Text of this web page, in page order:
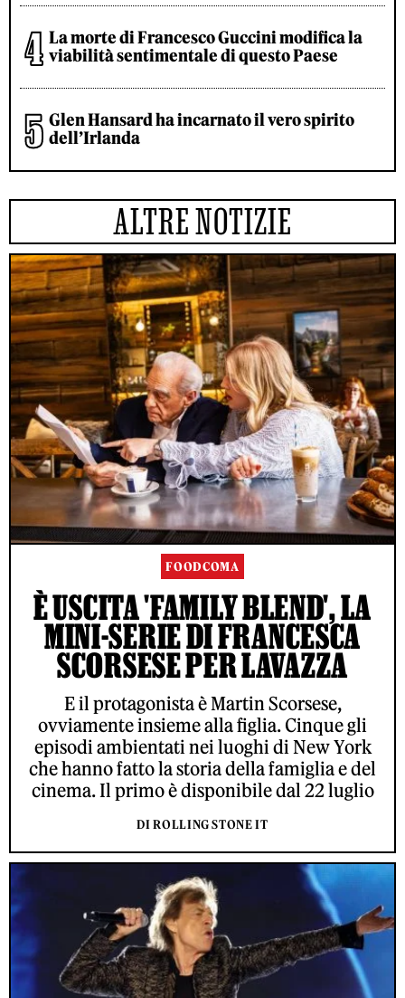
La morte di Francesco Guccini modifica la
viabilità sentimentale di questo Paese
Glen Hansard ha incarnato il vero spirito
dell’Irlanda
ALTRE NOTIZIE
FOODCOMA
È USCITA 'FAMILY BLEND', LA
MINI-SERIE DI FRANCESCA
SCORSESE PER LAVAZZA
E il protagonista è Martin Scorsese,
ovviamente insieme alla figlia. Cinque gli
episodi ambientati nei luoghi di New York
che hanno fatto la storia della famiglia e del
cinema. Il primo è disponibile dal 22 luglio
DI ROLLING STONE IT